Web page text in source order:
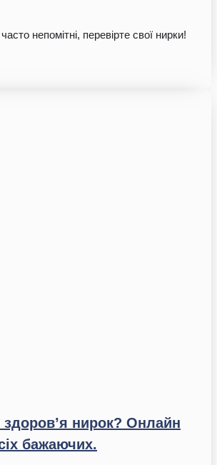
непомітні, перевірте свої нирки!
здоров’я нирок? Онлайн
бажаючих.